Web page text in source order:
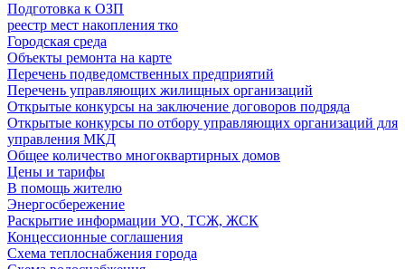
Подготовка к ОЗП
реестр мест накопления тко
Городская среда
Объекты ремонта на карте
Перечень подведомственных предприятий
Перечень управляющих жилищных организаций
Открытые конкурсы на заключение договоров подряда
Открытые конкурсы по отбору управляющих организаций для
управления МКД
Общее количество многоквартирных домов
Цены и тарифы
В помощь жителю
Энергосбережение
Раскрытие информации УО, ТСЖ, ЖСК
Концессионные соглашения
Схема теплоснабжения города